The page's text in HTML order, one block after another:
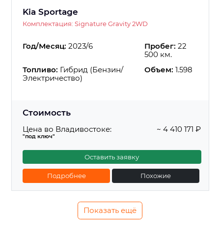
Kia Sportage
Комплектация: Signature Gravity 2WD
Год/Месяц: 2023/6 Пробег: 22
500 км.
Топливо: Гибрид (Бензин/
Электричество)
Объем: 1.598
Стоимость
Цена во Владивостоке:
"под ключ"
~ 4 410 171 ₽
Оставить заявку
Подробнее Похожие
Показать ещё